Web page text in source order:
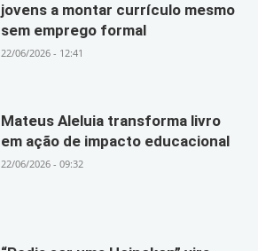
jovens a montar currículo mesmo
sem emprego formal
22/06/2026 - 12:41
Mateus Aleluia transforma livro
em ação de impacto educacional
22/06/2026 - 09:32